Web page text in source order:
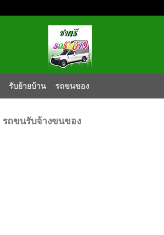
รับย้ายบ้าน รถขนของ
รถขนรับจ้างขนของ